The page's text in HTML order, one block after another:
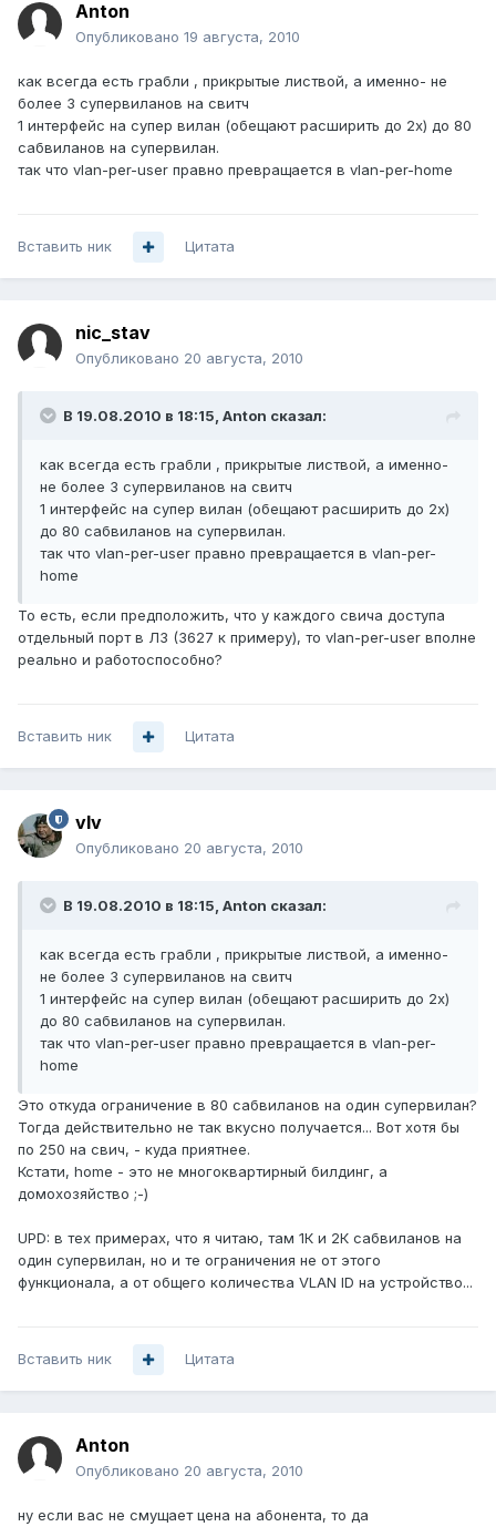
Anton
Опубликовано 19 августа, 2010
как всегда есть грабли , прикрытые листвой, а именно- не
более 3 супервиланов на свитч
1 интерфейс на супер вилан (обещают расширить до 2х) до 80
сабвиланов на супервилан.
так что vlan-per-user правно превращается в vlan-per-home
Вставить ник Цитата
nic_stav
Опубликовано 20 августа, 2010
В 19.08.2010 в 18:15, Anton сказал:
как всегда есть грабли , прикрытые листвой, а именно-
не более 3 супервиланов на свитч
1 интерфейс на супер вилан (обещают расширить до 2х)
до 80 сабвиланов на супервилан.
так что vlan-per-user правно превращается в vlan-per-
home
То есть, если предположить, что у каждого свича доступа
отдельный порт в Л3 (3627 к примеру), то vlan-per-user вполне
реально и работоспособно?
Вставить ник Цитата
vIv
Опубликовано 20 августа, 2010
В 19.08.2010 в 18:15, Anton сказал:
как всегда есть грабли , прикрытые листвой, а именно-
не более 3 супервиланов на свитч
1 интерфейс на супер вилан (обещают расширить до 2х)
до 80 сабвиланов на супервилан.
так что vlan-per-user правно превращается в vlan-per-
home
Это откуда ограничение в 80 сабвиланов на один супервилан?
Тогда действительно не так вкусно получается... Вот хотя бы
по 250 на свич, - куда приятнее.
Кстати, home - это не многоквартирный билдинг, а
домохозяйство ;-)
UPD: в тех примерах, что я читаю, там 1К и 2К сабвиланов на
один супервилан, но и те ограничения не от этого
функционала, а от общего количества VLAN ID на устройство...
Вставить ник Цитата
Anton
Опубликовано 20 августа, 2010
ну если вас не смущает цена на абонента, то да